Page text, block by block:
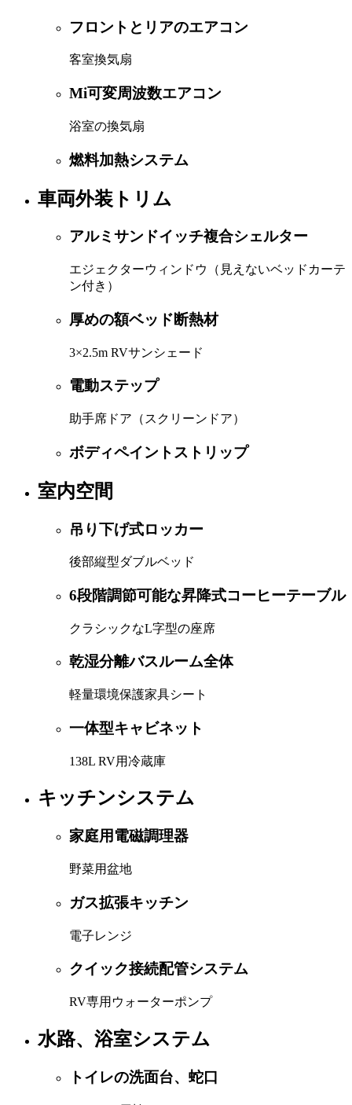
フロントとリアのエアコン
客室換気扇
Mi可変周波数エアコン
浴室の換気扇
燃料加熱システム
車両外装トリム
アルミサンドイッチ複合シェルター
エジェクターウィンドウ（見えないベッドカーテ
ン付き）
厚めの額ベッド断熱材
3×2.5m RVサンシェード
電動ステップ
助手席ドア（スクリーンドア）
ボディペイントストリップ
室内空間
吊り下げ式ロッカー
後部縦型ダブルベッド
6段階調節可能な昇降式コーヒーテーブル
クラシックなL字型の座席
乾湿分離バスルーム全体
軽量環境保護家具シート
一体型キャビネット
138L RV用冷蔵庫
キッチンシステム
家庭用電磁調理器
野菜用盆地
ガス拡張キッチン
電子レンジ
クイック接続配管システム
RV専用ウォーターポンプ
水路、浴室システム
トイレの洗面台、蛇口